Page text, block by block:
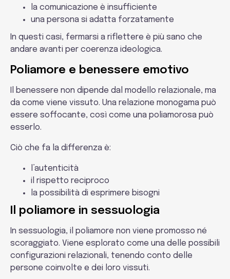
la comunicazione è insufficiente
una persona si adatta forzatamente
In questi casi, fermarsi a riflettere è più sano che
andare avanti per coerenza ideologica.
Poliamore e benessere emotivo
Il benessere non dipende dal modello relazionale, ma
da come viene vissuto. Una relazione monogama può
essere soffocante, così come una poliamorosa può
esserlo.
Ciò che fa la differenza è:
l’autenticità
il rispetto reciproco
la possibilità di esprimere bisogni
Il poliamore in sessuologia
In sessuologia, il poliamore non viene promosso né
scoraggiato. Viene esplorato come una delle possibili
configurazioni relazionali, tenendo conto delle
persone coinvolte e dei loro vissuti.